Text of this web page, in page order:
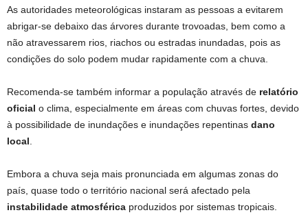
As autoridades meteorológicas instaram as pessoas a evitarem
abrigar-se debaixo das árvores durante trovoadas, bem como a
não atravessarem rios, riachos ou estradas inundadas, pois as
condições do solo podem mudar rapidamente com a chuva.
Recomenda-se também informar a população através de relatório
oficial o clima, especialmente em áreas com chuvas fortes, devido
à possibilidade de inundações e inundações repentinas dano
local
Embora a chuva seja mais pronunciada em algumas zonas do
país, quase todo o território nacional será afectado pela
instabilidade atmosférica produzidos por sistemas tropicais.